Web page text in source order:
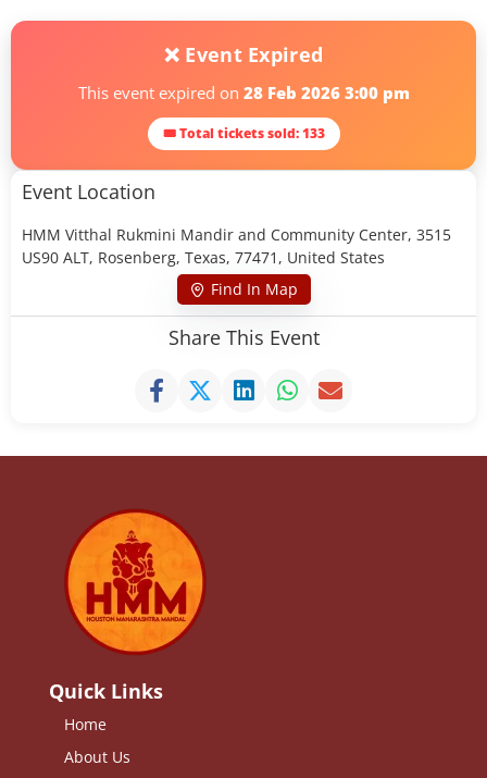
❌ Event Expired
This event expired on 28 Feb 2026 3:00 pm
🎟 Total tickets sold: 133
Event Location
HMM Vitthal Rukmini Mandir and Community Center, 3515
US90 ALT, Rosenberg, Texas, 77471, United States
Find In Map
Share This Event
Quick Links
Home
About Us